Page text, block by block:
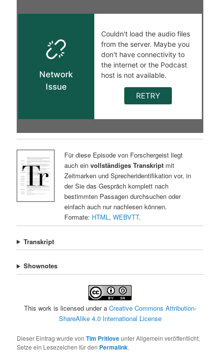
Für diese Episode von Forschergeist liegt
auch ein vollständiges Transkriptmit
Zeitmarken und Sprecheridentifikation vor, in
der Sie das Gespräch komplett nach
bestimmten Passagen durchsuchen oder
einfach auch nur nachlesen können.
Formate: HTML, WEBVTT.
Transkript
Shownotes
This work is licensed under a Creative Commons Attribution-
ShareAlike 4.0 International License
Dieser Eintrag wurde vonTim Pritloveunter Allgemein veröffentlicht.
Setze ein Lesezeichen für den Permalink.